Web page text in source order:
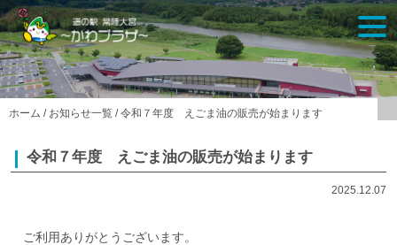
Skip
to
content
ホーム / お知らせ一覧 /令和７年度 えごま油の販売が始まります
令和７年度 えごま油の販売が始まります
2025.12.07
ご利用ありがとうございます。